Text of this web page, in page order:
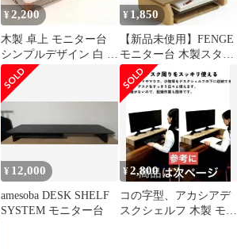
¥2,200
木製 卓上 モニター台
シンプルデザイン 白 長
方形 60cm x 24cm
¥ 1,850
【新品未使用】FENGE
モニター台 木製スタン
ド（Monitor Riser）
¥ 12,000
amesoba DESK SHELF
SYSTEM モニター台
¥2,800
コの字型、アカシアデ
スクシェルフ 木製 モニ